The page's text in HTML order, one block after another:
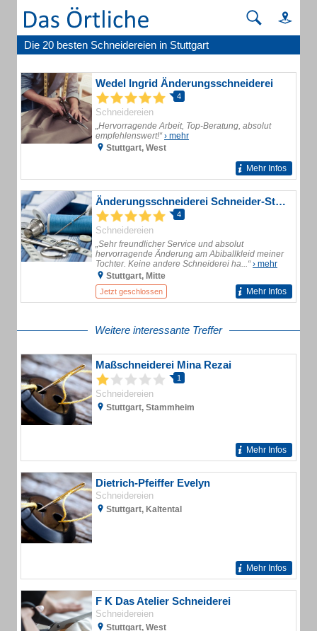
Die 20 besten Schneidereien in Stuttgart
Wedel Ingrid Änderungsschneiderei
4
Schneidereien
„Hervorragende Arbeit, Top-Beratung, absolut
empfehlenswert!“› mehr
Stuttgart, West
Mehr Infos
Änderungsschneiderei Schneider-Studio im Bohnenviertel
4
Schneidereien
„Sehr freundlicher Service und absolut
hervorragende Änderung am Abiballkleid meiner
Tochter. Keine andere Schneiderei ha...“› mehr
Stuttgart, Mitte
Jetzt geschlossen Mehr Infos
Weitere interessante Treffer
Maßschneiderei Mina Rezai
1
Schneidereien
Stuttgart, Stammheim
Mehr Infos
Dietrich-Pfeiffer Evelyn
Schneidereien
Stuttgart, Kaltental
Mehr Infos
F K Das Atelier Schneiderei
Schneidereien
Stuttgart, West